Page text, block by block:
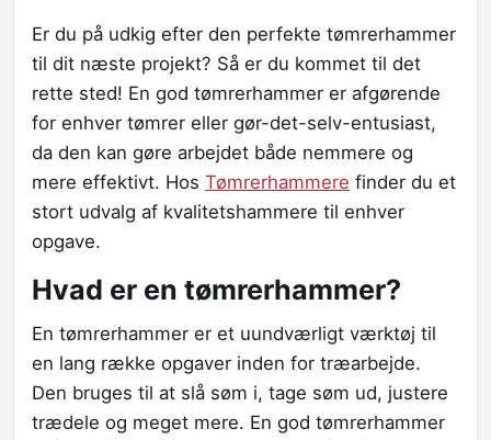
Er du på udkig efter den perfekte tømrerhammer
til dit næste projekt? Så er du kommet til det
rette sted! En god tømrerhammer er afgørende
for enhver tømrer eller gør-det-selv-entusiast,
da den kan gøre arbejdet både nemmere og
mere effektivt. Hos Tømrerhammere finder du et
stort udvalg af kvalitetshammere til enhver
opgave.
Hvad er en tømrerhammer?
En tømrerhammer er et uundværligt værktøj til
en lang række opgaver inden for træarbejde.
Den bruges til at slå søm i, tage søm ud, justere
trædele og meget mere. En god tømrerhammer